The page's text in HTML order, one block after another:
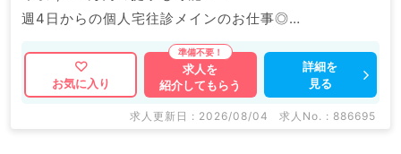
週4日からの個人宅往診メインのお仕事◎
通勤便利×土日休み×日勤のみの働きやすい案件です！
マイナビDOCTORでは病院やクリニックなどの医療機
関求人はもちろんのこと、
お気に入り
求人を
紹介してもらう
詳細を
見る
求人更新日 : 2026/08/04 求人No. : 886695